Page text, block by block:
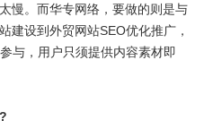
慢。而华专网络，要做的则是与
建设到外贸网站SEO优化推广，
与，用户只须提供内容素材即